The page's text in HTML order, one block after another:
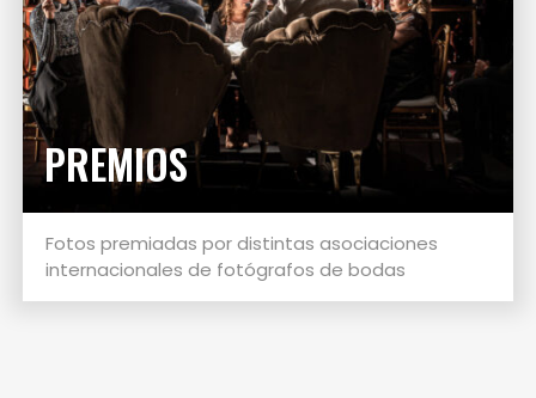
PREMIOS
Fotos premiadas por distintas asociaciones
internacionales de fotógrafos de bodas